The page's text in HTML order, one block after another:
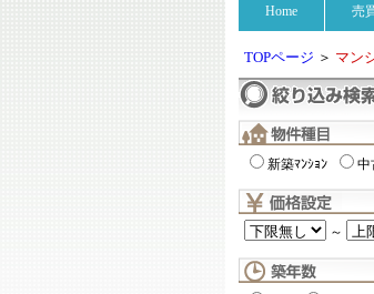
Home 売
TOPページ ＞ マン
新築ﾏﾝｼｮﾝ 中
～